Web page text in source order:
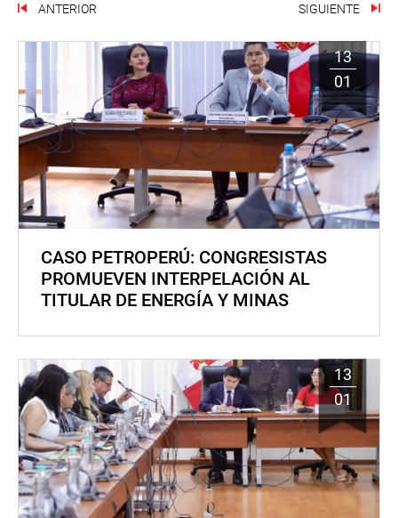
ANTERIOR SIGUIENTE
13
01
CASO PETROPERÚ: CONGRESISTAS
PROMUEVEN INTERPELACIÓN AL
TITULAR DE ENERGÍA Y MINAS
13
01